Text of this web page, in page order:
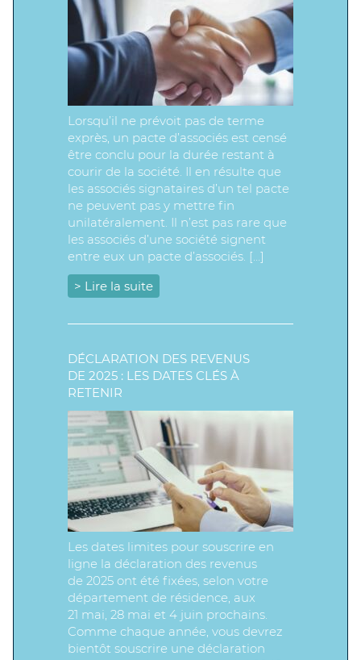
Lorsqu’il ne prévoit pas de terme
exprès, un pacte d’associés est censé
être conclu pour la durée restant à
courir de la société. Il en résulte que
les associés signataires d’un tel pacte
ne peuvent pas y mettre fin
unilatéralement. Il n’est pas rare que
les associés d’une société signent
entre eux un pacte d’associés. […]
> Lire la suite
DÉCLARATION DES REVENUS
DE 2025 : LES DATES CLÉS À
RETENIR
Les dates limites pour souscrire en
ligne la déclaration des revenus
de 2025 ont été fixées, selon votre
département de résidence, aux
21 mai, 28 mai et 4 juin prochains.
Comme chaque année, vous devrez
bientôt souscrire une déclaration